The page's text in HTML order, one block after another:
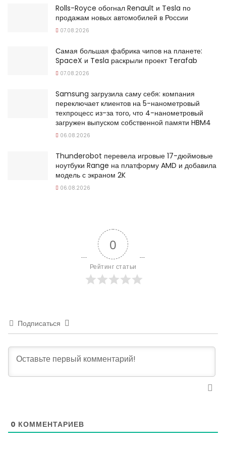
Rolls-Royce обогнал Renault и Tesla по
продажам новых автомобилей в России
07.08.2026
Самая большая фабрика чипов на планете:
SpaceX и Tesla раскрыли проект Terafab
07.08.2026
Samsung загрузила саму себя: компания
переключает клиентов на 5-нанометровый
техпроцесс из-за того, что 4-нанометровый
загружен выпуском собственной памяти HBM4
06.08.2026
Thunderobot перевела игровые 17-дюймовые
ноутбуки Range на платформу AMD и добавила
модель с экраном 2K
06.08.2026
0
Рейтинг статьи
Подписаться
0 КОММЕНТАРИЕВ